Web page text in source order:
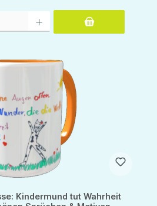
Kindermund tut Wahrheit